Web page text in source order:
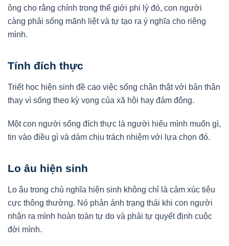
ông cho rằng chính trong thế giới phi lý đó, con người
càng phải sống mãnh liệt và tự tạo ra ý nghĩa cho riêng
mình.
Tính đích thực
Triết học hiện sinh đề cao việc sống chân thật với bản thân
thay vì sống theo kỳ vọng của xã hội hay đám đông.
Một con người sống đích thực là người hiểu mình muốn gì,
tin vào điều gì và dám chịu trách nhiệm với lựa chọn đó.
Lo âu hiện sinh
Lo âu trong chủ nghĩa hiện sinh không chỉ là cảm xúc tiêu
cực thông thường. Nó phản ánh trạng thái khi con người
nhận ra mình hoàn toàn tự do và phải tự quyết định cuộc
đời mình.